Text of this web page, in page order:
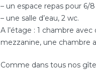
– un espace repas pour 6/8
– une salle d’eau, 2 wc.
A l’étage : 1 chambre
mezzanine, une chambre
Comme dans tous nos